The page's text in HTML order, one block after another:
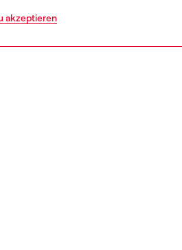
akzeptieren